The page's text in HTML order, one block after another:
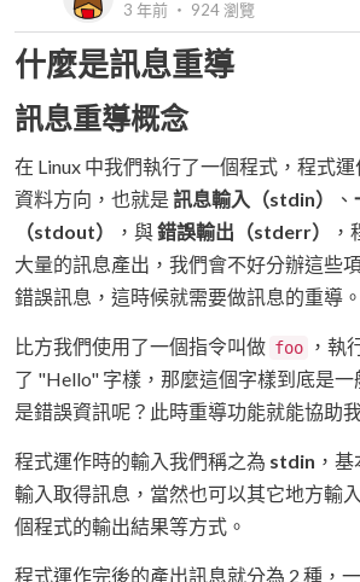
3 年前 ‧ 924瀏覽
什麼是訊息重導
訊息重導概念
在 Linux 中我們執行了一個程式，程式
資料方向，也就是 訊息輸入（stdin） 、
（stdout）
，與錯誤輸出（stderr）
大量的訊息產出，我們會不好分辦這些
錯誤訊息，這時候就需要做訊息的重導。
比方我們使用了一個指令叫做 foo
，執
了 "Hello" 字樣，那麼這個字樣到底是
是錯誤資訊呢？此時重導功能就能協助
程式運作時的輸入我們稱之為 stdin ，
輸入取得訊息，當然也可以其它地方輸
個程式的輸出結果等方式。
程式運作完後的產出訊息就分為 2 種，